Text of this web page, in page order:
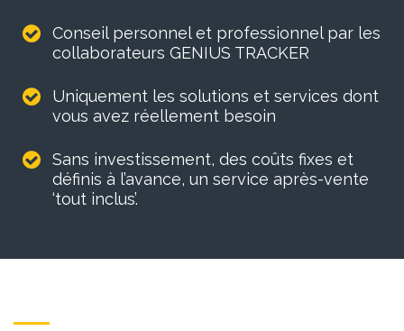
Conseil personnel et professionnel par les
collaborateurs GENIUS TRACKER
Uniquement les solutions et services dont
vous avez réellement besoin
Sans investissement, des coûts fixes et
définis à l’avance, un service après-vente
‘tout inclus’.